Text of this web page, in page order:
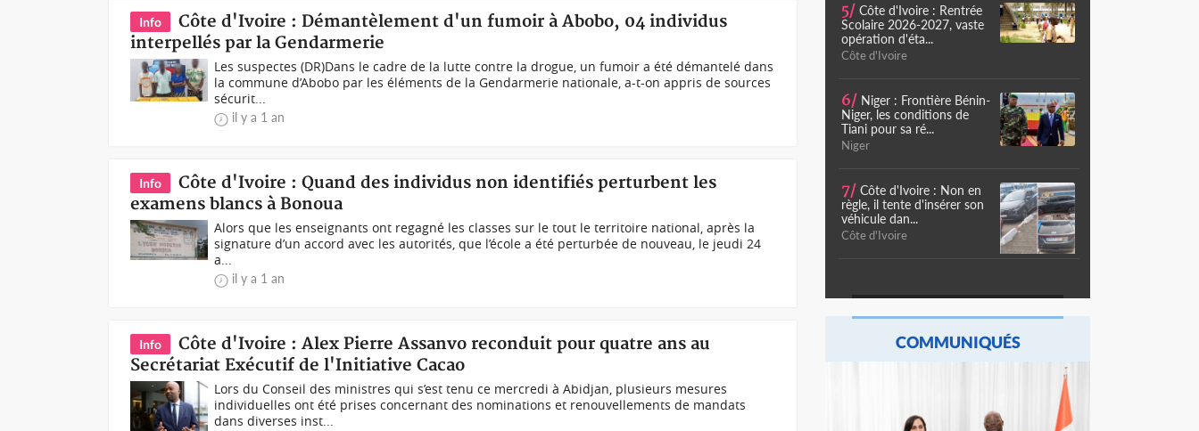
Info
Côte d'Ivoire : Démantèlement d'un fumoir à Abobo, 04 individus
interpellés par la Gendarmerie
Les suspectes (DR)Dans le cadre de la lutte contre la drogue, un fumoir a été démantelé dans
la commune d’Abobo par les éléments de la Gendarmerie nationale, a-t-on appris de sources
sécurit...
il y a 1 an
Info
Côte d'Ivoire : Quand des individus non identifiés perturbent les
examens blancs à Bonoua
Alors que les enseignants ont regagné les classes sur le tout le territoire national, après la
signature d’un accord avec les autorités, que l’école a été perturbée de nouveau, le jeudi 24
a...
il y a 1 an
Info
Côte d'Ivoire : Alex Pierre Assanvo reconduit pour quatre ans au
Secrétariat Exécutif de l'Initiative Cacao
Lors du Conseil des ministres qui s’est tenu ce mercredi à Abidjan, plusieurs mesures
individuelles ont été prises concernant des nominations et renouvellements de mandats
dans diverses inst...
5/ Côte d'Ivoire : Rentrée
Scolaire 2026-2027, vaste
opération d'éta...
Côte d'Ivoire
6/ Niger : Frontière Bénin-
Niger, les conditions de
Tiani pour sa ré...
Niger
7/ Côte d'Ivoire : Non en
règle, il tente d'insérer son
véhicule dan...
Côte d'Ivoire
COMMUNIQUÉS